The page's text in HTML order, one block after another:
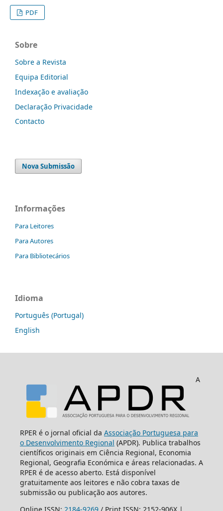
PDF
Sobre
Sobre a Revista
Equipa Editorial
Indexação e avaliação
Declaração Privacidade
Contacto
Nova Submissão
Informações
Para Leitores
Para Autores
Para Bibliotecários
Idioma
Português (Portugal)
English
A
RPER é o jornal oficial da Associação Portuguesa para
o Desenvolvimento Regional (APDR). Publica trabalhos
científicos originais em Ciência Regional, Economia
Regional, Geografia Económica e áreas relacionadas. A
RPER é de acesso aberto. Está disponível
gratuitamente aos leitores e não cobra taxas de
submissão ou publicação aos autores.